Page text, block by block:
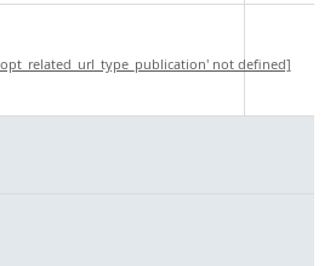
not defined]